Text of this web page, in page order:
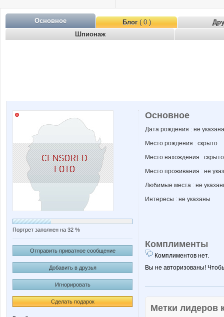
Основное Блог( 0 )
Шпионаж
Портрет заполнен на 32 %
Отправить приватное сообщение
Добавить в друзья
Игнорировать
Сделать подарок
Основное
Дата рождения : не указана
Место рождения : скрыто
Место нахождения : скрыто
Место проживания : не
Любимые места : не
Интересы : не указаны
Комплименты
Комплиментов нет.
Вы не авторизованы!
Метки